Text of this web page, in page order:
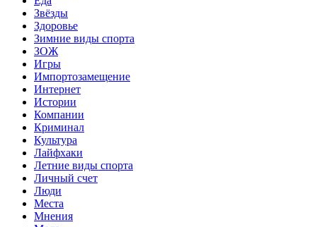
Звёзды
Здоровье
Зимние виды спорта
ЗОЖ
Игры
Импортозамещение
Интернет
Истории
Компании
Криминал
Культура
Лайфхаки
Летние виды спорта
Личный счет
Люди
Места
Мнения